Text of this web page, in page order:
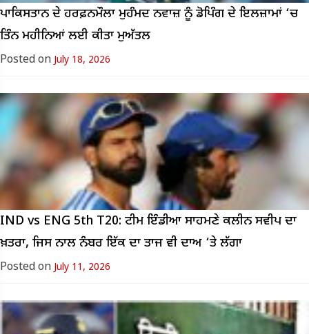
ਪਾਕਿਸਤਾਨ ਦੇ ਹਰਫ਼ਨਮੌਲਾ ਮੁਹੰਮਦ ਨਵਾਜ਼ ਨੂੰ ਡੋਪਿੰਗ ਦੇ ਇਲਜ਼ਾਮਾਂ ‘ਚ
ਤਿੰਨ ਮਹੀਨਿਆਂ ਲਈ ਕੀਤਾ ਮੁਅੱਤਲ
Posted on July 18, 2026
IND vs ENG 5th T20: ਟੀਮ ਇੰਡੀਆ ਸਾਹਮਣੇ ਕਲੀਨ ਸਵੀਪ ਦਾ
ਖ਼ਤਰਾ, ਜਿਸ ਨਾਲ ਨੰਬਰ ਇੱਕ ਦਾ ਤਾਜ ਵੀ ਦਾਅ ‘ਤੇ ਲੱਗਾ
Posted on July 11, 2026